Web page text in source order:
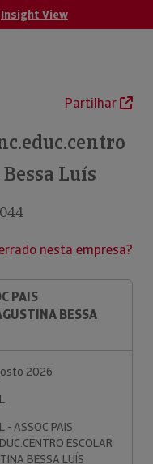
Insight View
Partilhar
Luís
nesta empresa?
PAIS
BESSA
2026
- ASSOC PAIS
ESCOLAR
BESSA LUÍS